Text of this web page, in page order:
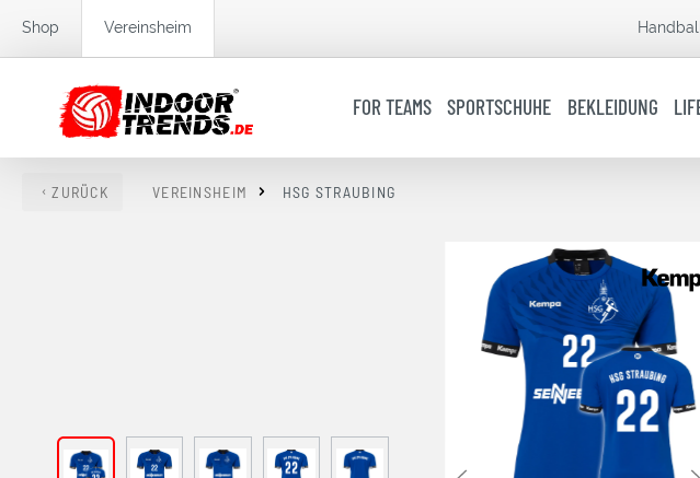
Zur Hauptnavigation springen
Shop Vereinsheim
FOR TEAMS SPORTSCHUHE BEKLEIDUNG
ZURÜCK VEREINSHEIM HSG STRAUBING